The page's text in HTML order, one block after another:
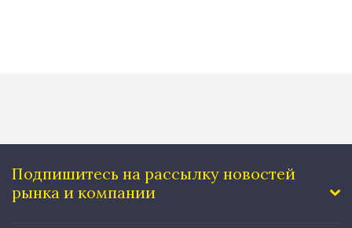
Подпишитесь на рассылку новостей
рынка и компании